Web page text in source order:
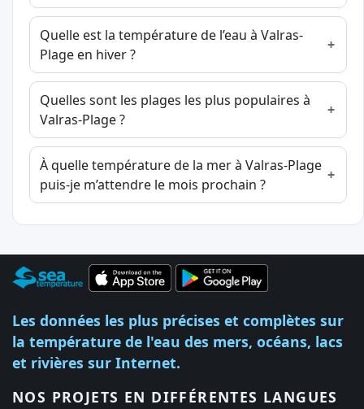
Quelle est la température de l’eau à Valras-
Plage en hiver ?
Quelles sont les plages les plus populaires à
Valras-Plage ?
À quelle température de la mer à Valras-Plage
puis-je m’attendre le mois prochain ?
Les données les plus précises et complètes sur
la température de l'eau des mers, océans, lacs
et rivières sur Internet.
NOS PROJETS EN DIFFÉRENTES LANGUES